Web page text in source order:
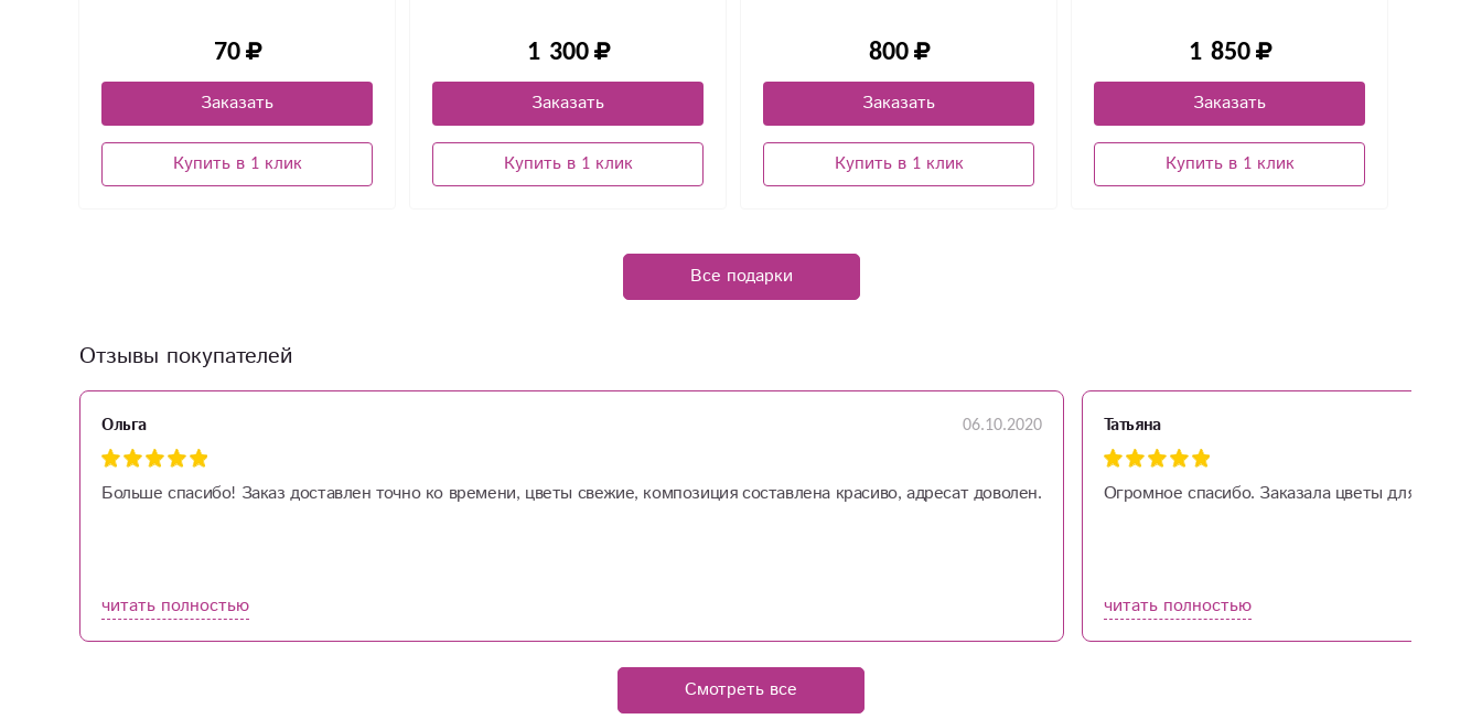
70
Заказать
Купить в 1 клик
1 300
Заказать
Купить в 1 клик
800
Заказать
Купить в 1 клик
1 850
Заказать
Купить в 1 клик
Все подарки
Отзывы покупателей
Ольга 06.10.2020
Больше спасибо! Заказ доставлен точно ко времени, цветы свежие, композиция составлена красиво, адресат доволен.
читать полностью
Татьяна
Огромное спасибо. Заказала цветы для мамы,
читать полностью
Смотреть все